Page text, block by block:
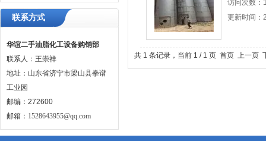
联系方式
华谊二手油脂化工设备购销部
联系人：王崇祥
地址：山东省济宁市梁山县拳谱
工业园
邮编：272600
邮箱： 1528643955@qq.com
访问次数：
更新时间：
共 1 条记录，当前 1 / 1 页 首页 上一页